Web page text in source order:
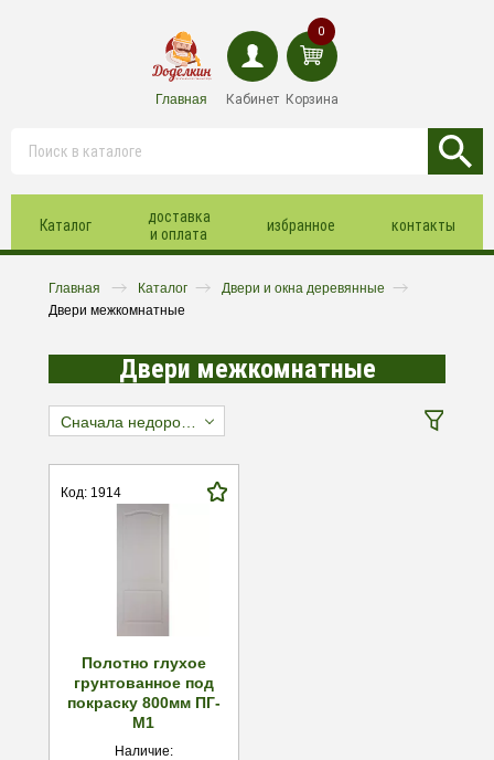
Главная Кабинет
0
Корзина
Каталог
доставка
и оплата
избранное контакты
Главная Каталог
Двери и окна деревянные
Двери межкомнатные
Двери межкомнатные
Код: 1914
Полотно глухое
грунтованное под
покраску 800мм ПГ-
М1
Наличие: